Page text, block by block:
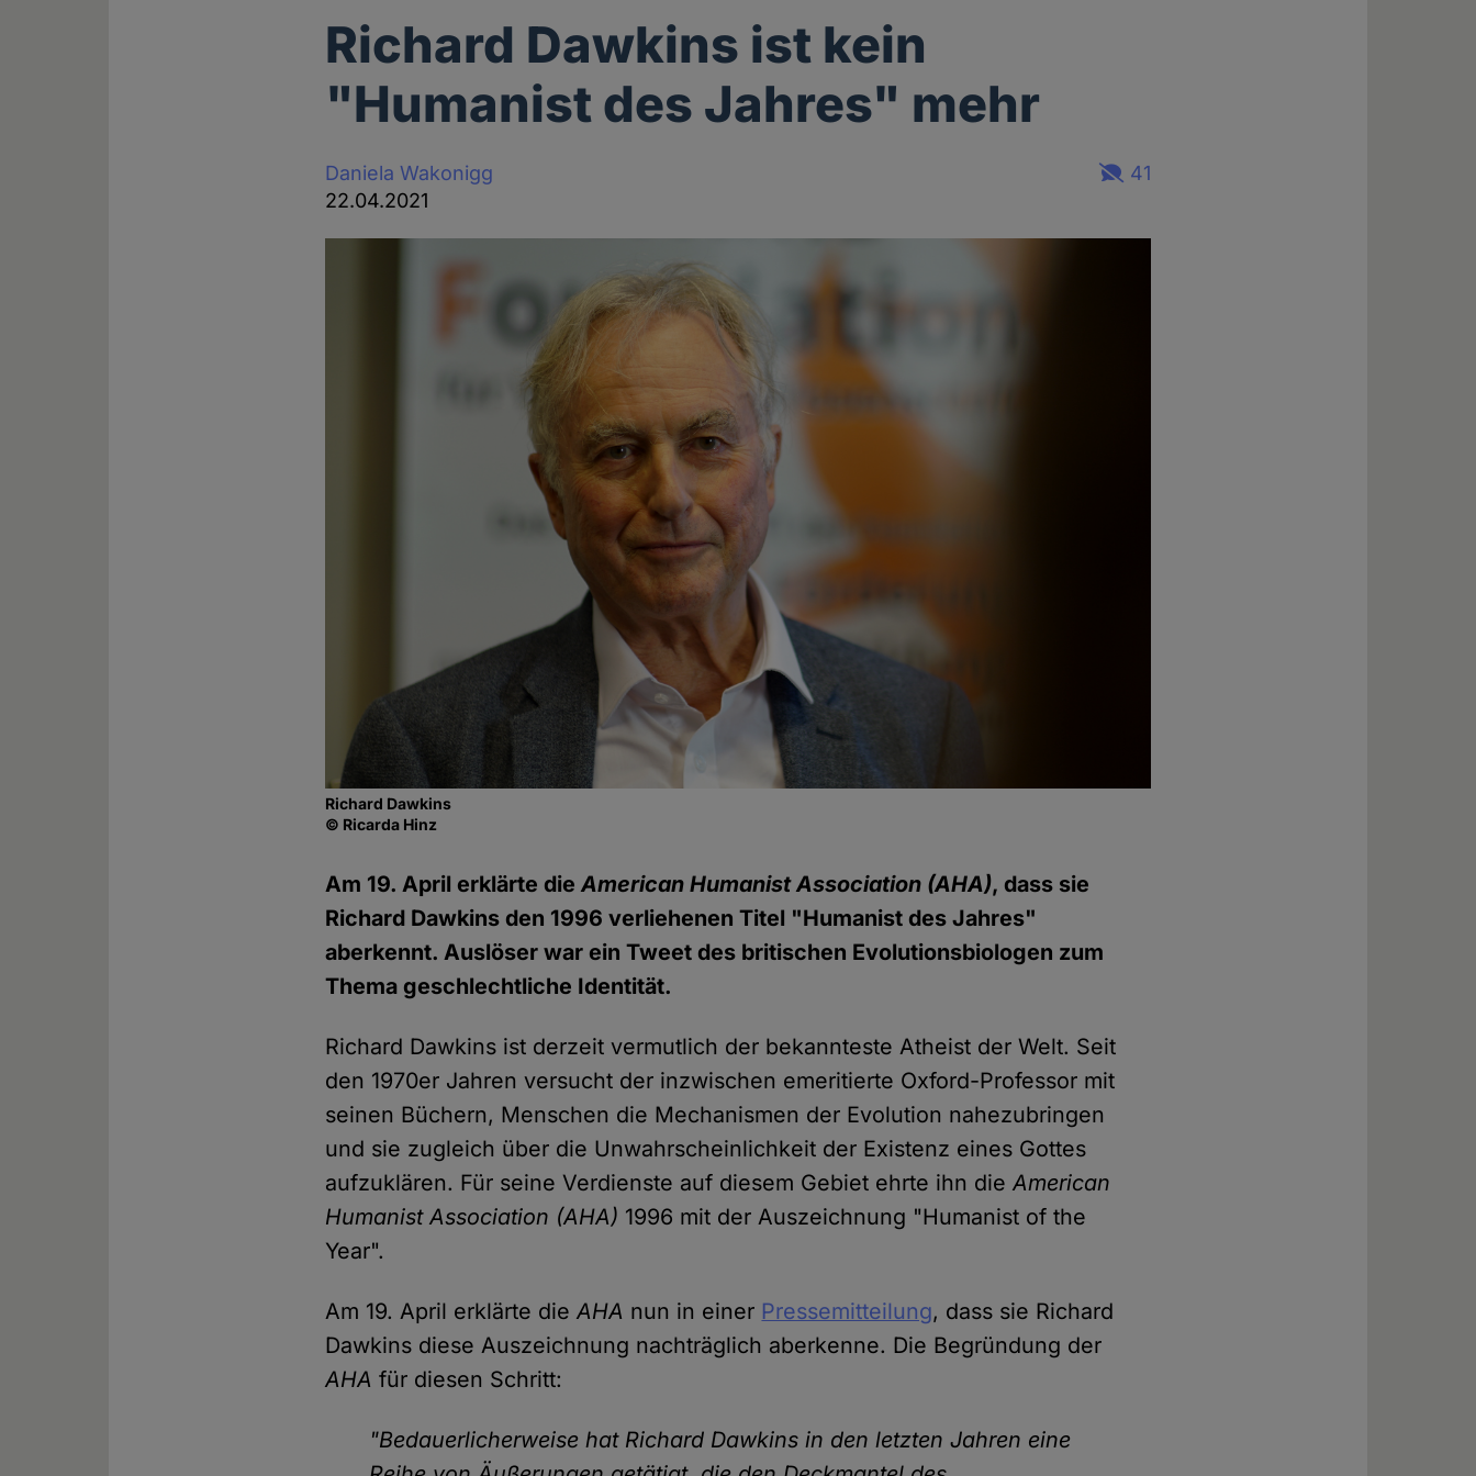
Richard Dawkins ist kein
"Humanist des Jahres" mehr
Daniela Wakonigg
22.04.2021
41
Richard Dawkins
© Ricarda Hinz
Am 19. April erklärte dieAmerican Humanist Association (AHA), dass sie
Richard Dawkins den 1996 verliehenen Titel "Humanist des Jahres"
aberkennt. Auslöser war ein Tweet des britischen Evolutionsbiologen zum
Thema geschlechtliche Identität.
Richard Dawkins ist derzeit vermutlich der bekannteste Atheist der Welt. Seit
den 1970er Jahren versucht der inzwischen emeritierte Oxford-Professor mit
seinen Büchern, Menschen die Mechanismen der Evolution nahezubringen
und sie zugleich über die Unwahrscheinlichkeit der Existenz eines Gottes
aufzuklären. Für seine Verdienste auf diesem Gebiet ehrte ihn dieAmerican
Humanist Association (AHA) 1996 mit der Auszeichnung "Humanist of the
Year".
Am 19. April erklärte dieAHA nun in einer Pressemitteilung, dass sie Richard
Dawkins diese Auszeichnung nachträglich aberkenne. Die Begründung der
AHA für diesen Schritt:
"Bedauerlicherweise hat Richard Dawkins in den letzten Jahren eine